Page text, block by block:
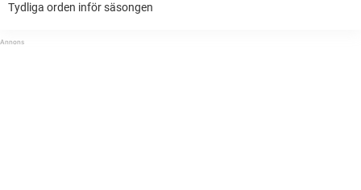
Tydliga orden inför säsongen